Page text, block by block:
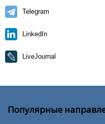
Telegram
LinkedIn
LiveJournal
Популярные